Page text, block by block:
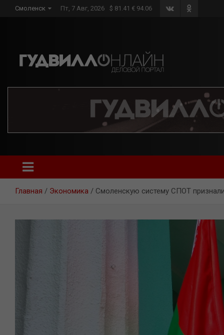
Смоленск Пт, 7 Авг, 2026 $ 81.41 € 94.06
Главная Экономика Смоленскую систему СПОТ